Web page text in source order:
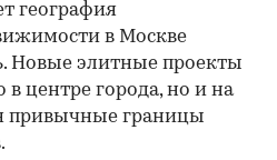
география
в Москве
Новые элитные проекты
в центре города, но и на
привычные границы